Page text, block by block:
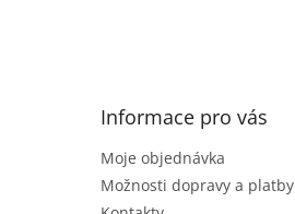
Informace pro vás
Moje objednávka
Možnosti dopravy a platby